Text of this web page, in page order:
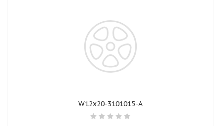
W12x20-3101015-А